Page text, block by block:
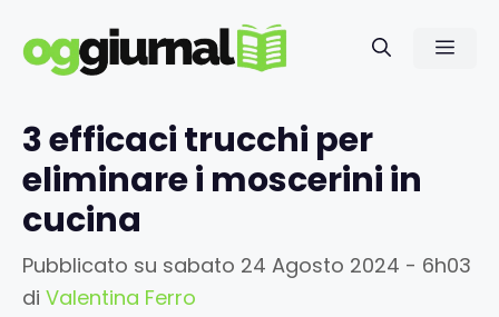
contenuto
3 efficaci trucchi per
eliminare i moscerini in
cucina
Pubblicato su sabato 24 Agosto 2024 - 6h03
di Valentina Ferro